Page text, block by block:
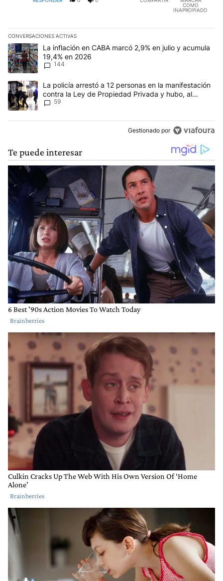
COMO
INAPROPIADO
CONVERSACIONES ACTIVAS
Este listado muestra los artículos con más comentarios en los
Un artículo de tendencia con el título "La inflación en CABA
La inflación en CABA marcó 2,9% en julio y acumula
19,4% en 2026
144
Un artículo de tendencia con el título "La policía arrestó a 12
La policía arrestó a 12 personas en la manifestación
contra la Ley de Propiedad Privada y hubo, al
menos, 3 agentes heridos
59
Gestionado por